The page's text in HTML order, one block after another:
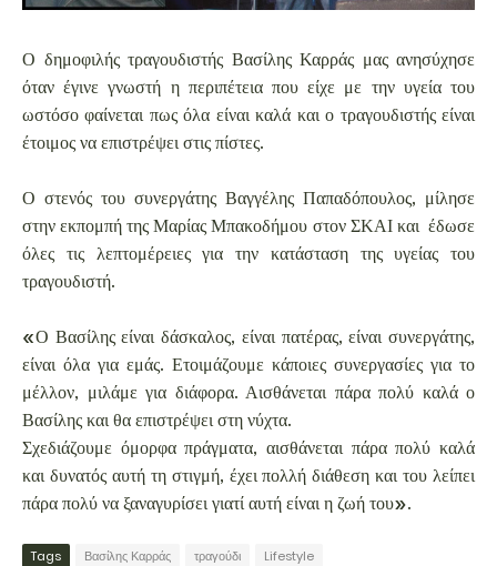
Ο δημοφιλής τραγουδιστής Βασίλης Καρράς μας ανησύχησε
όταν έγινε γνωστή η περιπέτεια που είχε με την υγεία του
ωστόσο φαίνεται πως όλα είναι καλά και ο τραγουδιστής είναι
έτοιμος να επιστρέψει στις πίστες.
Ο στενός του συνεργάτης Βαγγέλης Παπαδόπουλος, μίλησε
στην εκπομπή της Μαρίας Μπακοδήμου στον ΣΚΑΙ και έδωσε
όλες τις λεπτομέρειες για την κατάσταση της υγείας του
τραγουδιστή.
«Ο Βασίλης είναι δάσκαλος, είναι πατέρας, είναι συνεργάτης,
είναι όλα για εμάς. Ετοιμάζουμε κάποιες συνεργασίες για το
μέλλον, μιλάμε για διάφορα. Αισθάνεται πάρα πολύ καλά ο
Βασίλης και θα επιστρέψει στη νύχτα.
Σχεδιάζουμε όμορφα πράγματα, αισθάνεται πάρα πολύ καλά
και δυνατός αυτή τη στιγμή, έχει πολλή διάθεση και του λείπει
πάρα πολύ να ξαναγυρίσει γιατί αυτή είναι η ζωή του».
Tags Βασίλης Καρράς τραγούδι Lifestyle